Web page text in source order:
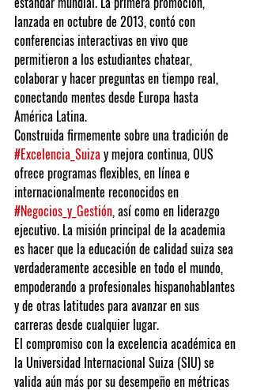
lanzada en octubre de 2013, contó con
conferencias interactivas en vivo que
permitieron a los estudiantes chatear,
colaborar y hacer preguntas en tiempo real,
conectando mentes desde Europa hasta
América Latina.
Construida firmemente sobre una tradición de
#Excelencia_Suiza y mejora continua, OUS
ofrece programas flexibles, en línea e
internacionalmente reconocidos en
#Negocios_y_Gestión, así como en liderazgo
ejecutivo. La misión principal de la academia
es hacer que la educación de calidad suiza sea
verdaderamente accesible en todo el mundo,
empoderando a profesionales hispanohablantes
y de otras latitudes para avanzar en sus
carreras desde cualquier lugar.
El compromiso con la excelencia académica en
la Universidad Internacional Suiza (SIU) se
valida aún más por su desempeño en métricas